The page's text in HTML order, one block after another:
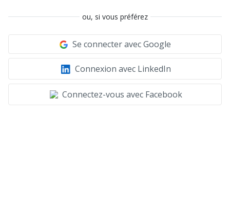
ou, si vous préférez
Se connecter avec Google
Connexion avec LinkedIn
Connectez-vous avec Facebook